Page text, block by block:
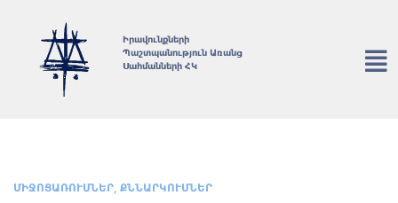
Իրավունքների
Պաշտպանություն Առանց
Սահմանների ՀԿ
ՄԻՋՈՑԱՌՈՒՄՆԵՐ, ՔՆՆԱՐԿՈՒՄՆԵՐ